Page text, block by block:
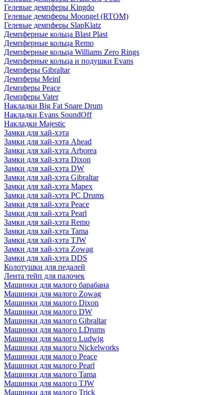
Гелевые демпферы Kingdo
Гелевые демпферы Moongel (RTOM)
Гелевые демпферы SlapKlatz
Демпферные кольца Blast Plast
Демпферные кольца Remo
Демпферные кольца Williams Zero Rings
Демпферные кольца и подушки Evans
Демпферы Gibraltar
Демпферы Meinl
Демпферы Peace
Демпферы Vater
Накладки Big Fat Snare Drum
Накладки Evans SoundOff
Накладки Majestic
Замки для хай-хэта
Замки для хай-хэта Ahead
Замки для хай-хэта Arborea
Замки для хай-хэта Dixon
Замки для хай-хэта DW
Замки для хай-хэта Gibraltar
Замки для хай-хэта Mapex
Замки для хай-хэта PC Drums
Замки для хай-хэта Peace
Замки для хай-хэта Pearl
Замки для хай-хэта Remo
Замки для хай-хэта Tama
Замки для хай-хэта TJW
Замки для хай-хэта Zowag
Замки для хай-хэта DDS
Колотушки для педалей
Лента тейп для палочек
Машинки для малого барабана
Машинки для малого Zowag
Машинки для малого Dixon
Машинки для малого DW
Машинки для малого Gibraltar
Машинки для малого LDrums
Машинки для малого Ludwig
Машинки для малого Nickelworks
Машинки для малого Peace
Машинки для малого Pearl
Машинки для малого Tama
Машинки для малого TJW
Машинки для малого Trick